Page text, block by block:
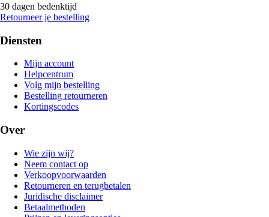
30 dagen bedenktijd
Retourneer je bestelling
Diensten
Mijn account
Helpcentrum
Volg mijn bestelling
Bestelling retourneren
Kortingscodes
Over
Wie zijn wij?
Neem contact op
Verkoopvoorwaarden
Retourneren en terugbetalen
Juridische disclaimer
Betaalmethoden